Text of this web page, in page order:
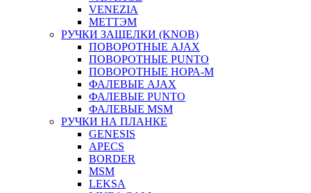
VENEZIA
МЕТТЭМ
РУЧКИ ЗАЩЕЛКИ (KNOB)
ПОВОРОТНЫЕ AJAX
ПОВОРОТНЫЕ PUNTO
ПОВОРОТНЫЕ НОРА-М
ФАЛЕВЫЕ AJAX
ФАЛЕВЫЕ PUNTO
ФАЛЕВЫЕ MSM
РУЧКИ НА ПЛАНКЕ
GENESIS
APECS
BORDER
MSM
LEKSA